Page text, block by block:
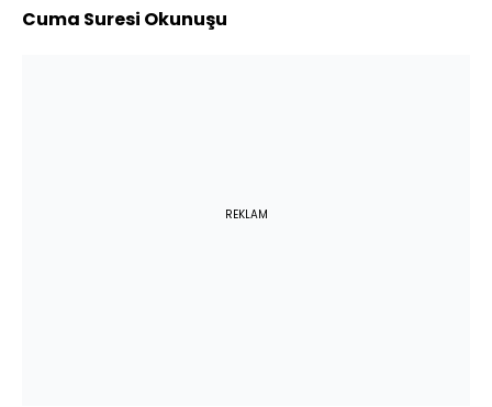
Cuma Suresi Okunuşu
REKLAM